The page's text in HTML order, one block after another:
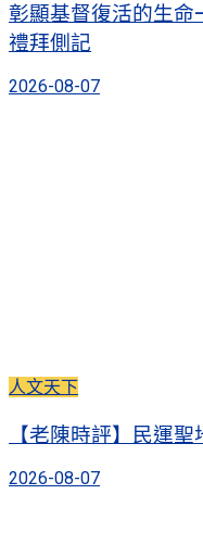
彰顯基督復活的生命
禮拜側記
2026-08-07
人文天下
【老陳時評】民運
2026-08-07